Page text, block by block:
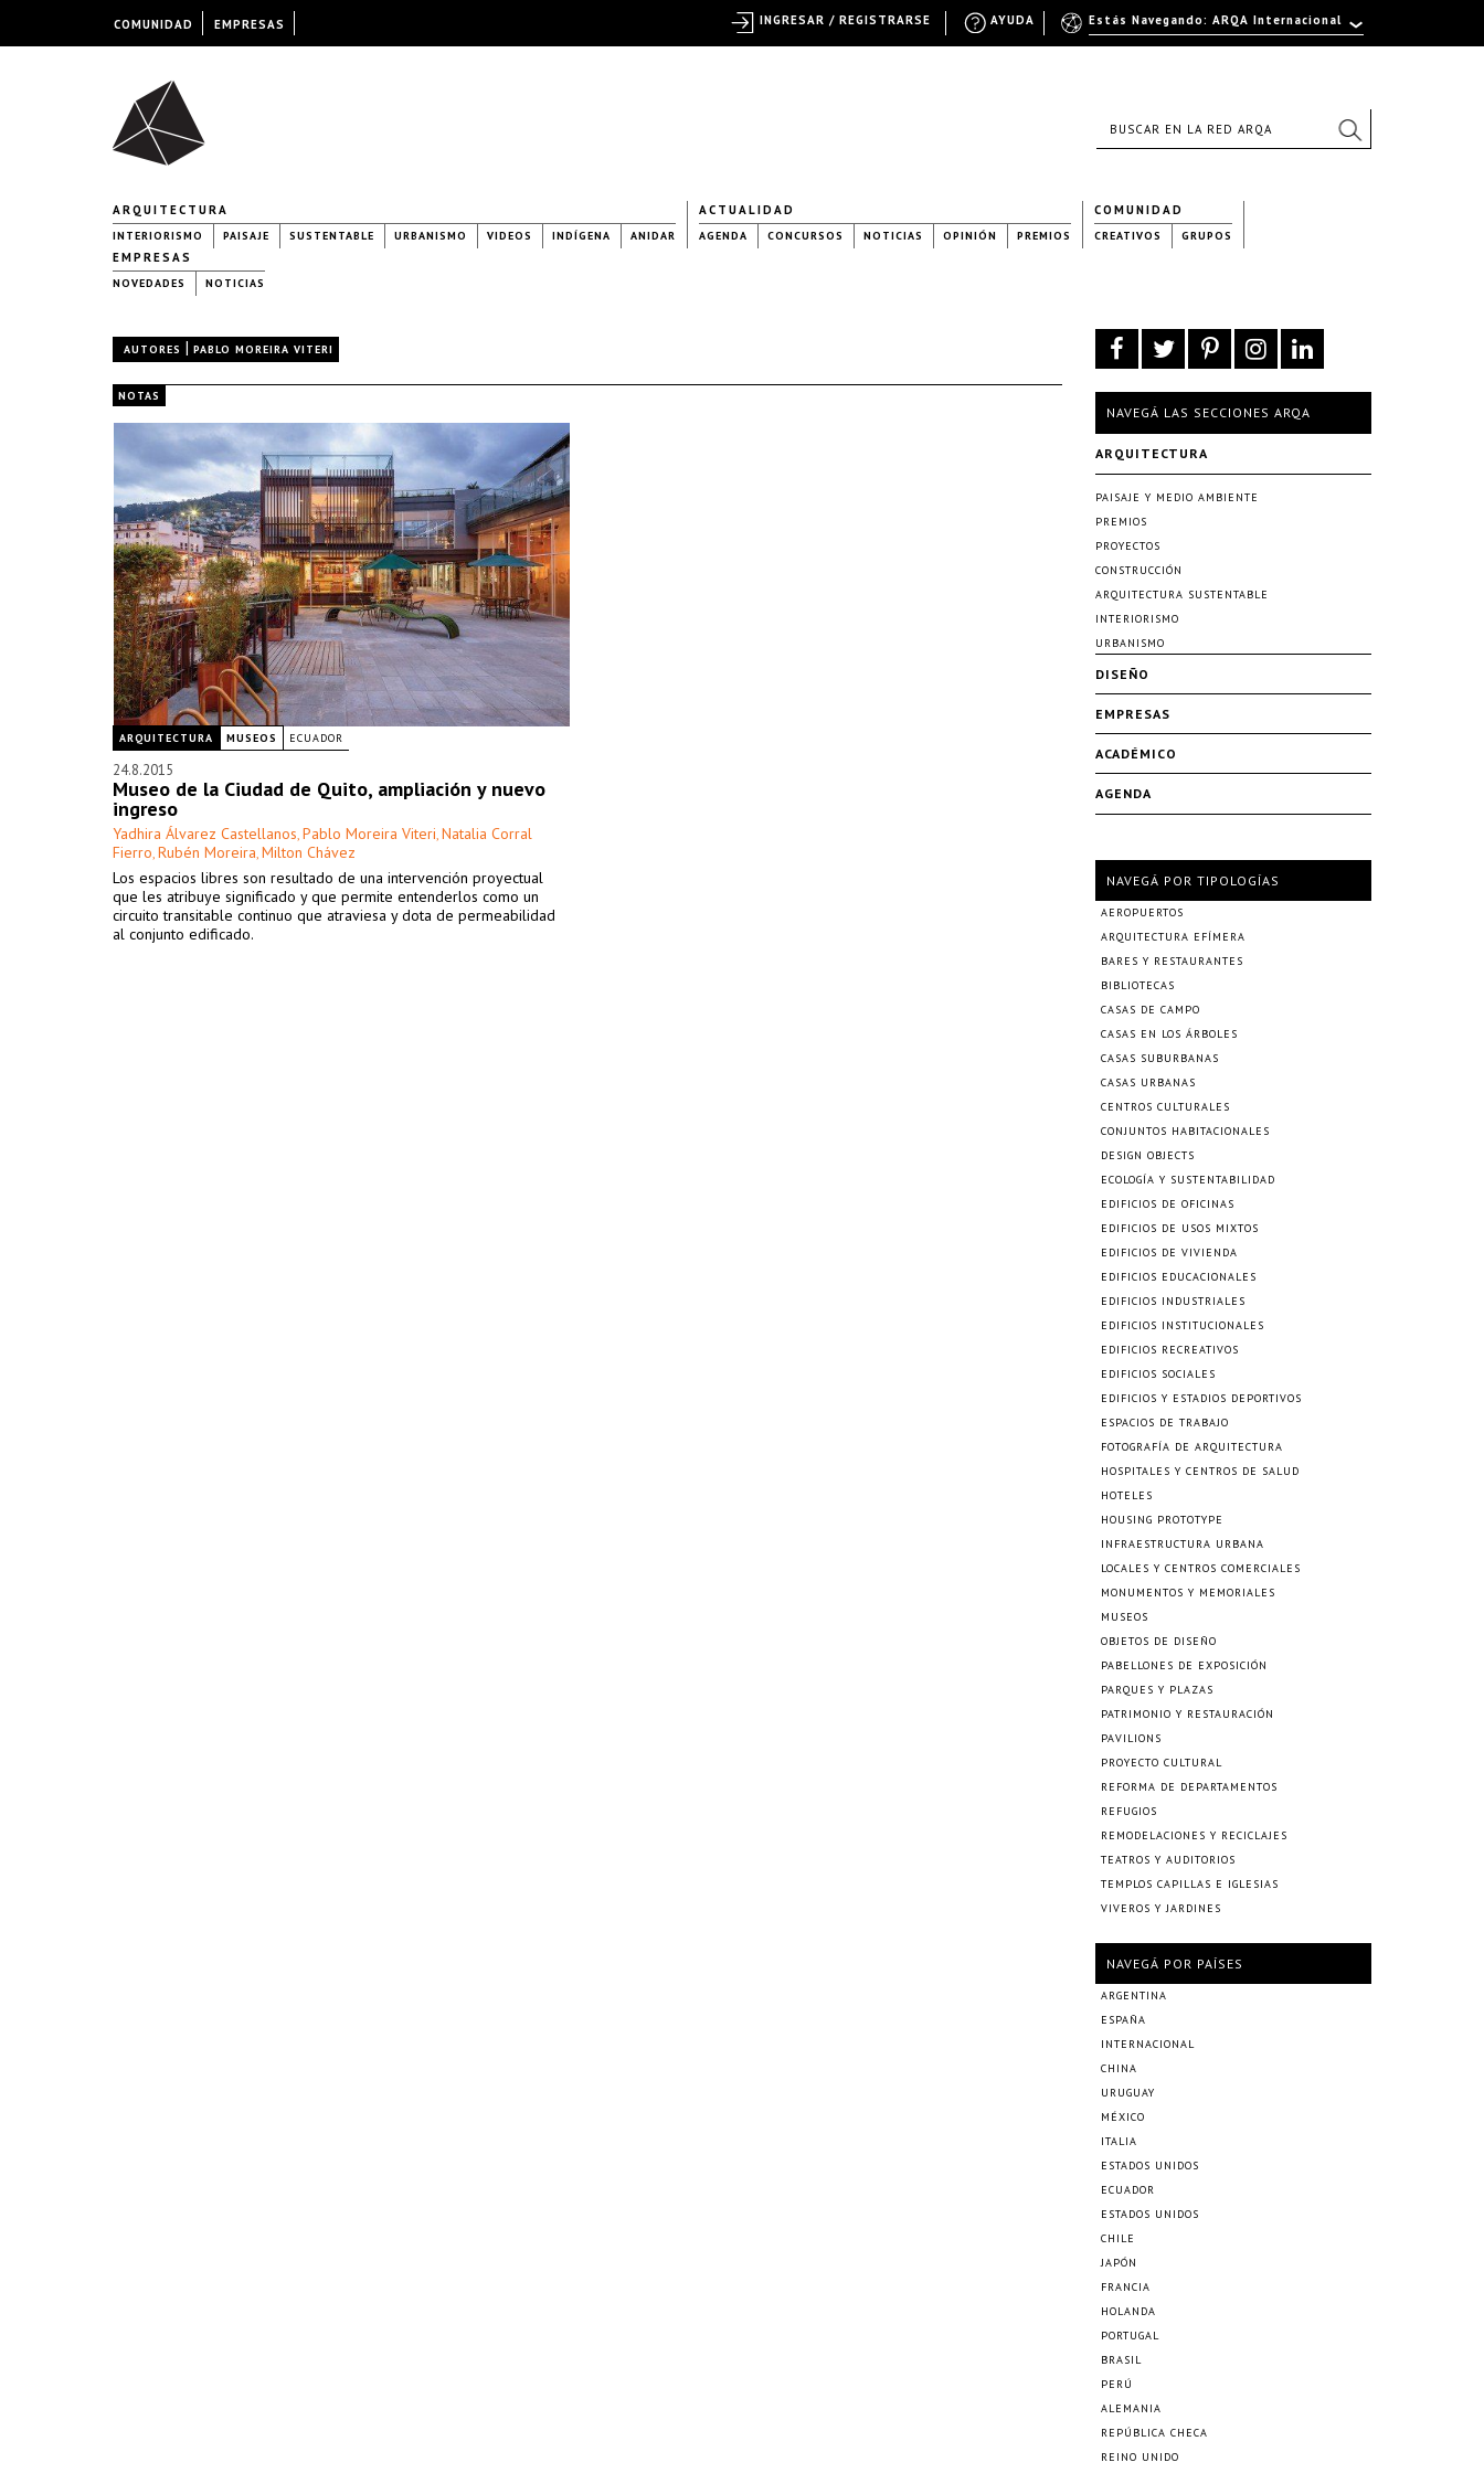
ARQUITECTURA
INTERIORISMO PAISAJE SUSTENTABLE URBANISMO VIDEOS INDÍGENA ANIDAR
ACTUALIDAD
AGENDA CONCURSOS NOTICIAS OPINIÓN PREMIOS
COMUNIDAD
CREATIVOS GRUPOS
EMPRESAS
NOVEDADES NOTICIAS
AUTORES | PABLO MOREIRA VITERI
NOTAS
ARQUITECTURA MUSEOS ECUADOR
24.8.2015
Museo de la Ciudad de Quito, ampliación y nuevo
ingreso
Yadhira Álvarez Castellanos, Pablo Moreira Viteri, Natalia Corral
Fierro, Rubén Moreira, Milton Chávez
Los espacios libres son resultado de una intervención proyectual
que les atribuye significado y que permite entenderlos como un
circuito transitable continuo que atraviesa y dota de permeabilidad
al conjunto edificado.
NAVEGÁ LAS SECCIONES ARQA
ARQUITECTURA
PAISAJE Y MEDIO AMBIENTE
PREMIOS
PROYECTOS
CONSTRUCCIÓN
ARQUITECTURA SUSTENTABLE
INTERIORISMO
URBANISMO
DISEÑO
EMPRESAS
ACADÉMICO
AGENDA
NAVEGÁ POR TIPOLOGÍAS
AEROPUERTOS
ARQUITECTURA EFÍMERA
BARES Y RESTAURANTES
BIBLIOTECAS
CASAS DE CAMPO
CASAS EN LOS ÁRBOLES
CASAS SUBURBANAS
CASAS URBANAS
CENTROS CULTURALES
CONJUNTOS HABITACIONALES
DESIGN OBJECTS
ECOLOGÍA Y SUSTENTABILIDAD
EDIFICIOS DE OFICINAS
EDIFICIOS DE USOS MIXTOS
EDIFICIOS DE VIVIENDA
EDIFICIOS EDUCACIONALES
EDIFICIOS INDUSTRIALES
EDIFICIOS INSTITUCIONALES
EDIFICIOS RECREATIVOS
EDIFICIOS SOCIALES
EDIFICIOS Y ESTADIOS DEPORTIVOS
ESPACIOS DE TRABAJO
FOTOGRAFÍA DE ARQUITECTURA
HOSPITALES Y CENTROS DE SALUD
HOTELES
HOUSING PROTOTYPE
INFRAESTRUCTURA URBANA
LOCALES Y CENTROS COMERCIALES
MONUMENTOS Y MEMORIALES
MUSEOS
OBJETOS DE DISEÑO
PABELLONES DE EXPOSICIÓN
PARQUES Y PLAZAS
PATRIMONIO Y RESTAURACIÓN
PAVILIONS
PROYECTO CULTURAL
REFORMA DE DEPARTAMENTOS
REFUGIOS
REMODELACIONES Y RECICLAJES
TEATROS Y AUDITORIOS
TEMPLOS CAPILLAS E IGLESIAS
VIVEROS Y JARDINES
NAVEGÁ POR PAÍSES
ARGENTINA
ESPAÑA
INTERNACIONAL
CHINA
URUGUAY
MÉXICO
ITALIA
ESTADOS UNIDOS
ECUADOR
ESTADOS UNIDOS
CHILE
JAPÓN
FRANCIA
HOLANDA
PORTUGAL
BRASIL
PERÚ
ALEMANIA
REPÚBLICA CHECA
REINO UNIDO
COMUNIDAD EMPRESAS Estás Navegando: ARQA Internacional
AYUDA
INGRESAR / REGISTRARSE